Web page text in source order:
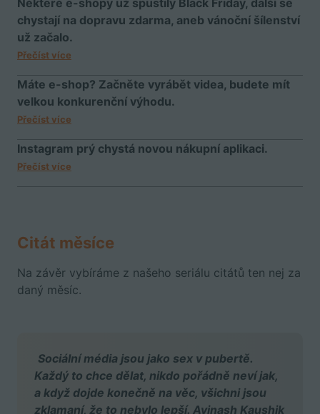
Některé e-shopy už spustily Black Friday, další se
chystají na dopravu zdarma, aneb vánoční šílenství
už začalo.
Přečíst více
Máte e-shop? Začněte vyrábět videa, budete mít
velkou konkurenční výhodu.
Přečíst více
Instagram prý chystá novou nákupní aplikaci.
Přečíst více
Citát měsíce
Na závěr vybíráme z našeho seriálu citátů ten nej za
daný měsíc.
Sociální média jsou jako sex v pubertě.
Každý to chce dělat, nikdo pořádně neví jak,
a když dojde konečně na věc, všichni jsou
zklamaní, že to nebylo lepší. Avinash Kaushik